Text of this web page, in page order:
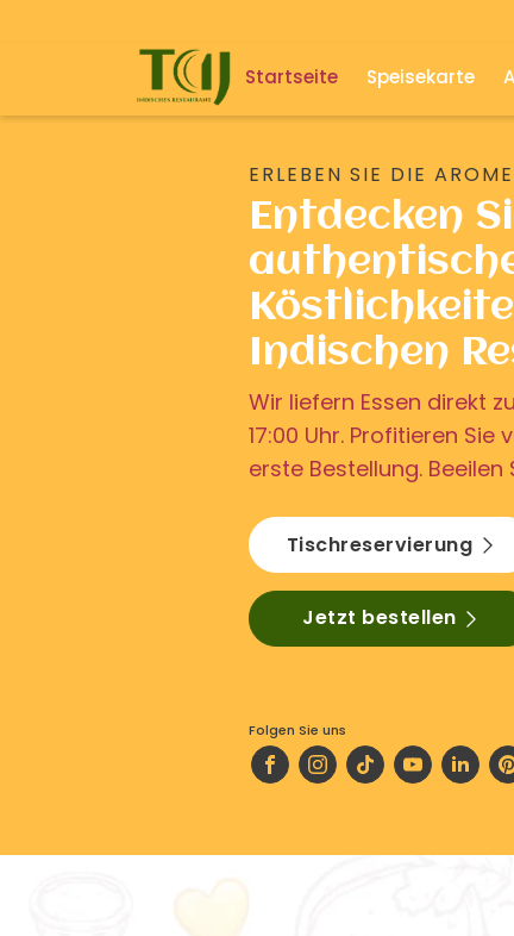
Startseite Speisekarte
ERLEBEN SIE DIE
Entdecken
Indischen
Wir liefern Essen direkt
17:00 Uhr. Profitieren Sie
erste Bestellung. Beeilen
Tischreservierung
Jetzt bestellen
Folgen Sie uns